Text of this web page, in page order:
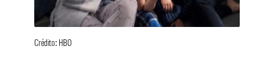
Crédito: HBO